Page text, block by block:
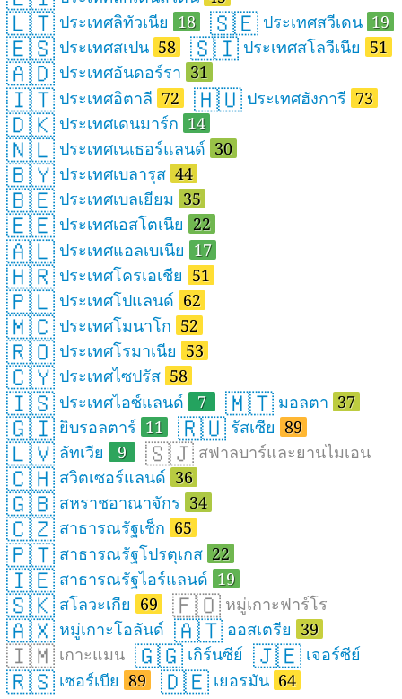
🇱🇹 ประเทศลิทัวเนีย 18 🇸🇪 ประเทศสวีเดน 19
🇪🇸 ประเทศสเปน 58 🇸🇮 ประเทศสโลวีเนีย 51
🇦🇩 ประเทศอันดอร์รา 31
🇮🇹 ประเทศอิตาลี 72 🇭🇺 ประเทศฮังการี 73
🇩🇰 ประเทศเดนมาร์ก 14
🇳🇱 ประเทศเนเธอร์แลนด์ 30
🇧🇾 ประเทศเบลารุส 44
🇧🇪 ประเทศเบลเยียม 35
🇪🇪 ประเทศเอสโตเนีย 22
🇦🇱 ประเทศแอลเบเนีย 17
🇭🇷 ประเทศโครเอเชีย 51
🇵🇱 ประเทศโปแลนด์ 62
🇲🇨 ประเทศโมนาโก 52
🇷🇴 ประเทศโรมาเนีย 53
🇨🇾 ประเทศไซปรัส 58
🇮🇸 ประเทศไอซ์แลนด์ 7 🇲🇹 มอลตา 37
🇬🇮 ยิบรอลตาร์ 11 🇷🇺 รัสเซีย 89
🇱🇻 ลัทเวีย 9 🇸🇯 สฟาลบาร์และยานไมเอน
🇨🇭 สวิตเซอร์แลนด์ 36
🇬🇧 สหราชอาณาจักร 34
🇨🇿 สาธารณรัฐเช็ก 65
🇵🇹 สาธารณรัฐโปรตุเกส 22
🇮🇪 สาธารณรัฐไอร์แลนด์ 19
🇸🇰 สโลวะเกีย 69 🇫🇴 หมู่เกาะฟาร์โร
🇦🇽 หมู่เกาะโอลันด์ 🇦🇹 ออสเตรีย 39
🇮🇲 เกาะแมน 🇬🇬 เกิร์นซีย์ 🇯🇪 เจอร์ซีย์
🇷🇸 เซอร์เบีย 89 🇩🇪 เยอรมัน 64